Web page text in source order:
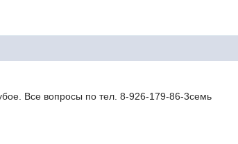
Все вопросы по тел. 8-926-179-86-3семь